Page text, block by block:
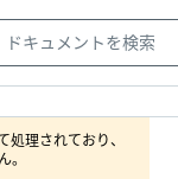
理されており、